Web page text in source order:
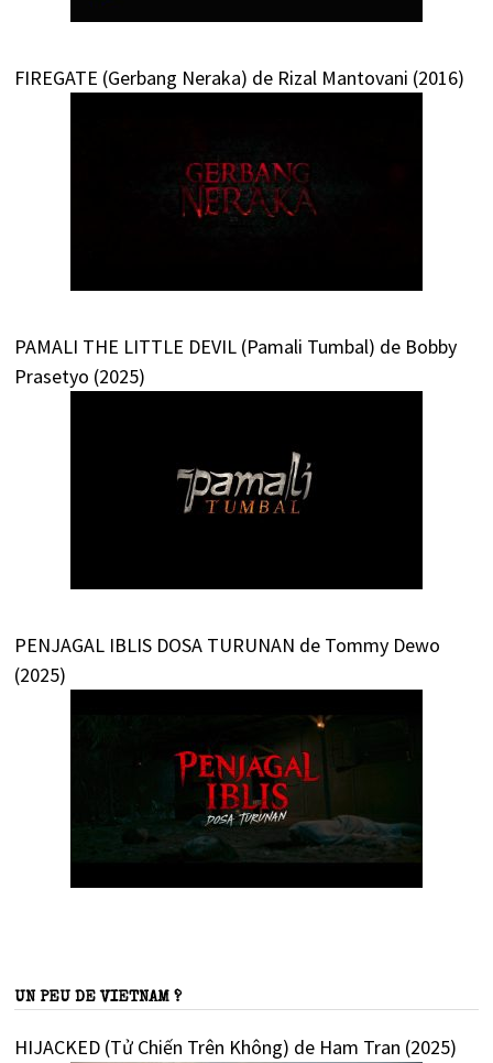
FIREGATE (Gerbang Neraka) de Rizal Mantovani (2016)
PAMALI THE LITTLE DEVIL (Pamali Tumbal) de Bobby
Prasetyo (2025)
PENJAGAL IBLIS DOSA TURUNAN de Tommy Dewo
(2025)
UN PEU DE VIETNAM ?
HIJACKED (Tử Chiến Trên Không) de Ham Tran (2025)